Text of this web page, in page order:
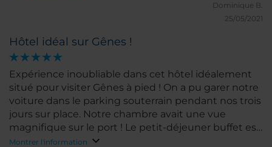
Hôtel idéal sur Gênes !
Expérience inoubliable dans cet hôtel idéalement
situé pour visiter Gênes à pied ! On a pu garer notre
voiture dans le parking souterrain pendant nos trois
jours sur place. Notre chambre avait une vue
magnifique sur le port ! Le petit-déjeuner buffet est
excellent et vous cale jusqu’au soir !
Montrer l'information
Dominique B.
25/05/2021